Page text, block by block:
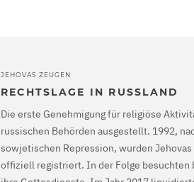
JEHOVAS ZEUGEN
RECHTSLAGE IN RUSSLAND
Die erste Genehmigung für religiöse
russischen Behörden ausgestellt. 1992,
sowjetischen Repression, wurden Jehovas
offiziell registriert. In der Folge besuchten